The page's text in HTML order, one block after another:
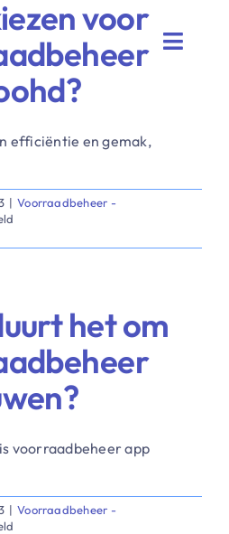
Toggle
voor
efficiëntie en gemak,
| Voorraadbeheer -
kiezen
van
Koohd?
het om
voorraadbeheer app
| Voorraadbeheer -